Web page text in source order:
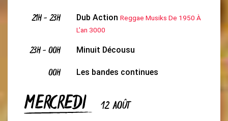
21H-23H Dub Action Reggae Musiks De 1950 À
L’an 3000
23H-00H Minuit Décousu
00H Les bandes continues
MERCREDI 12 AOÛT